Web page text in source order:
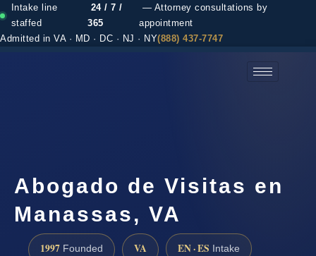
Intake line
staffed
24 / 7 /
365
— Attorney consultations by
appointment
Admitted in VA · MD · DC · NJ · NY(888) 437-7747
Abogado de Visitas en
Manassas, VA
1997 Founded VA EN · ES Intake